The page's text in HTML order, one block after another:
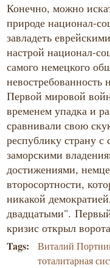
Конечно, можно
природе национал-
завладеть
настрой национал-
самого немецкого
Первой мировой
временем упадка и
сравнивали свою
республику страну
заморскими
достижениями,
второсортности,
никакой
двадцатыми".
кризис открыл
Tags:
Виталий
тоталитарная